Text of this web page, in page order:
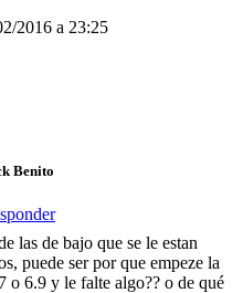
2016 a 23:25
Benito
las de bajo que se le estan
puede ser por que empeze la
o 6.9 y le falte algo?? o de qué